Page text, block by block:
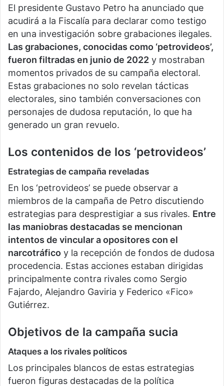
El presidente Gustavo Petro ha anunciado que
acudirá a la Fiscalía para declarar como testigo
en una investigación sobre grabaciones ilegales.
Las grabaciones, conocidas como ‘petrovideos’,
fueron filtradas en junio de 2022 y mostraban
momentos privados de su campaña electoral.
Estas grabaciones no solo revelan tácticas
electorales, sino también conversaciones con
personajes de dudosa reputación, lo que ha
generado un gran revuelo.
Los contenidos de los ‘petrovideos’
Estrategias de campaña reveladas
En los ‘petrovideos’ se puede observar a
miembros de la campaña de Petro discutiendo
estrategias para desprestigiar a sus rivales. Entre
las maniobras destacadas se mencionan
intentos de vincular a opositores con el
narcotráfico y la recepción de fondos de dudosa
procedencia. Estas acciones estaban dirigidas
principalmente contra rivales como Sergio
Fajardo, Alejandro Gaviria y Federico «Fico»
Gutiérrez.
Objetivos de la campaña sucia
Ataques a los rivales políticos
Los principales blancos de estas estrategias
fueron figuras destacadas de la política